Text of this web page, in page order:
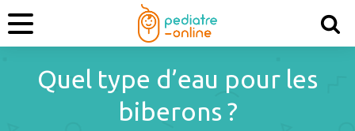
Quel type d’eau pour les
biberons ?